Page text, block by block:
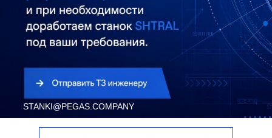
STANKI@PEGAS.COMPANY